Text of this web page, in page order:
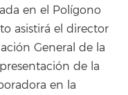
en el Polígono
asistirá el director
General de la
de la
en la